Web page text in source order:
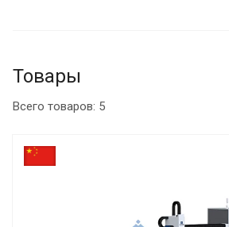
Товары
Всего товаров: 5